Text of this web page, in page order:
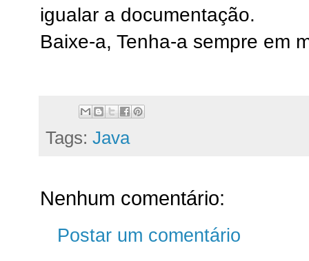
igualar a documentação.
Baixe-a, Tenha-a sempre em
Tags: Java
Nenhum comentário:
Postar um comentário